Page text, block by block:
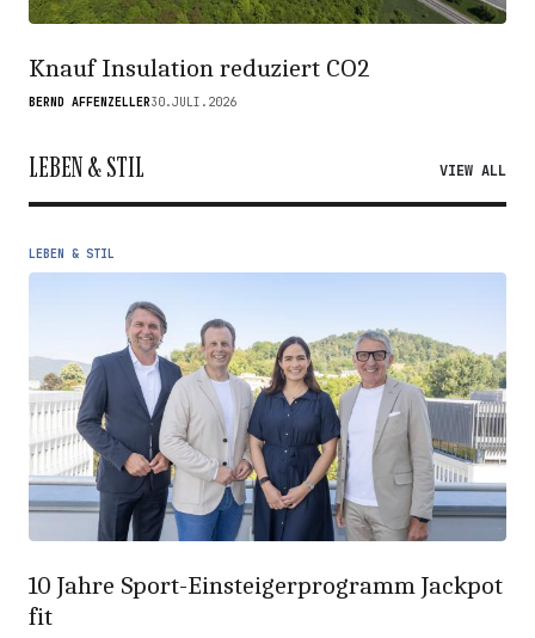
Knauf Insulation reduziert CO2
BERND AFFENZELLER30.JULI.2026
LEBEN & STIL VIEW ALL
LEBEN & STIL
10 Jahre Sport-Einsteigerprogramm Jackpot
fit